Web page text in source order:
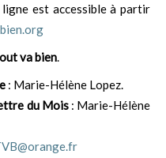
est accessible à partir
va bien.
: Marie-Hélène Lopez.
du Mois : Marie-Hélène